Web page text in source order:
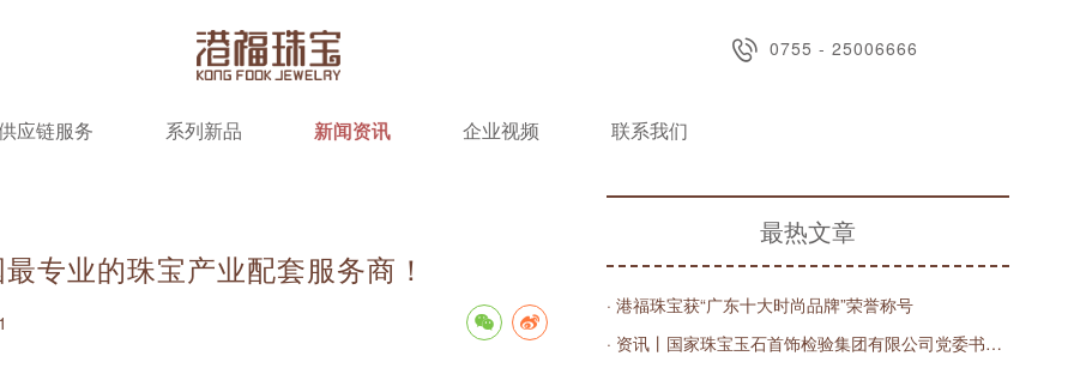
0755 - 25006666
应链服务 系列新品 新闻资讯 企业视频 联系我们
专业的珠宝产业配套服务商！
最热文章
· 港福珠宝获“广东十大时尚品牌”荣誉称号
· 资讯丨国家珠宝玉石首饰检验集团有限公司党委书记、董事长王宝民，深圳实验室主任丁汀一行莅临港福调研指导